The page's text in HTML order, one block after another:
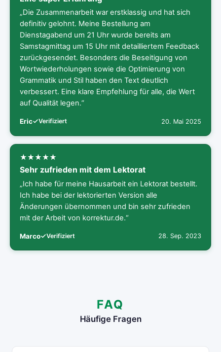
„Die Zusammenarbeit war erstklassig und hat sich
definitiv gelohnt. Meine Bestellung am
Dienstagabend um 21 Uhr wurde bereits am
Samstagmittag um 15 Uhr mit detailliertem Feedback
zurückgesendet. Besonders die Beseitigung von
Wortwiederholungen sowie die Optimierung von
Grammatik und Stil haben den Text deutlich
verbessert. Eine klare Empfehlung für alle, die Wert
auf Qualität legen.“
Eric Verifiziert 20. Mai 2025
Sehr zufrieden mit dem Lektorat
„Ich habe für meine Hausarbeit ein Lektorat bestellt.
Ich habe bei der lektorierten Version alle
Änderungen übernommen und bin sehr zufrieden
mit der Arbeit von korrektur.de.“
Marco Verifiziert 28. Sep. 2023
FAQ
Häufige Fragen